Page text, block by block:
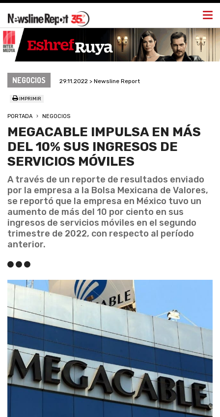
NEGOCIOS 29.11.2022 > Newsline Report
IMPRIMIR
PORTADA NEGOCIOS
MEGACABLE IMPULSA EN MÁS
DEL 10% SUS INGRESOS DE
SERVICIOS MÓVILES
A través de un reporte de resultados enviado
por la empresa a la Bolsa Mexicana de Valores,
se reportó que la empresa en México tuvo un
aumento de más del 10 por ciento en sus
ingresos de servicios móviles en el segundo
trimestre de 2022, con respecto al período
anterior.